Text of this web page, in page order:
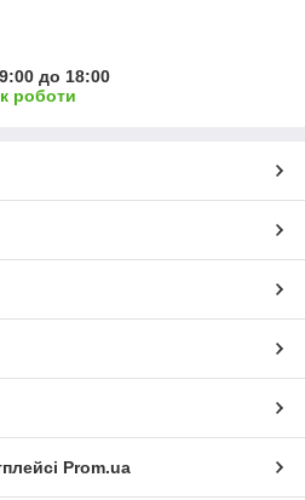
до 18:00
роботи
Prom.ua